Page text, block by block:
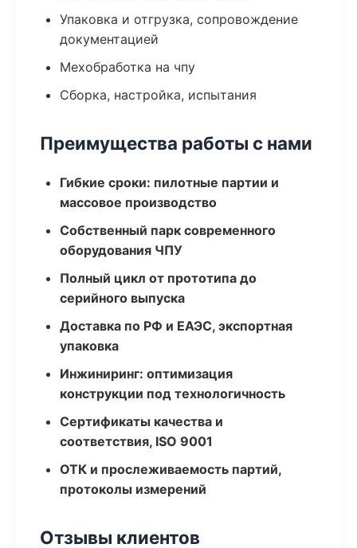
Упаковка и отгрузка, сопровождение
документацией
Мехобработка на чпу
Сборка, настройка, испытания
Преимущества работы с нами
Гибкие сроки: пилотные партии и
массовое производство
Собственный парк современного
оборудования ЧПУ
Полный цикл от прототипа до
серийного выпуска
Доставка по РФ и ЕАЭС, экспортная
упаковка
Инжиниринг: оптимизация
конструкции под технологичность
Сертификаты качества и
соответствия, ISO 9001
ОТК и прослеживаемость партий,
протоколы измерений
Отзывы клиентов